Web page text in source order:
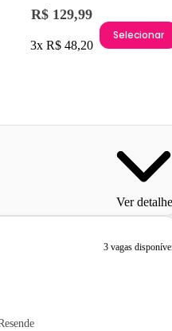
R$ 129,99
3x R$ 48,20
Selecionar
Ver
3 vagas